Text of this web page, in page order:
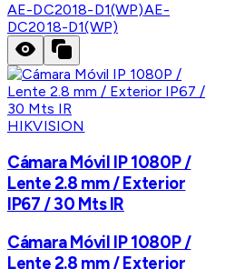
AE-DC2018-D1(WP)AE-
DC2018-D1(WP)
HIKVISION
Cámara Móvil IP 1080P /
Lente 2.8 mm / Exterior
IP67 / 30 Mts IR
Cámara Móvil IP 1080P /
Lente 2.8 mm / Exterior